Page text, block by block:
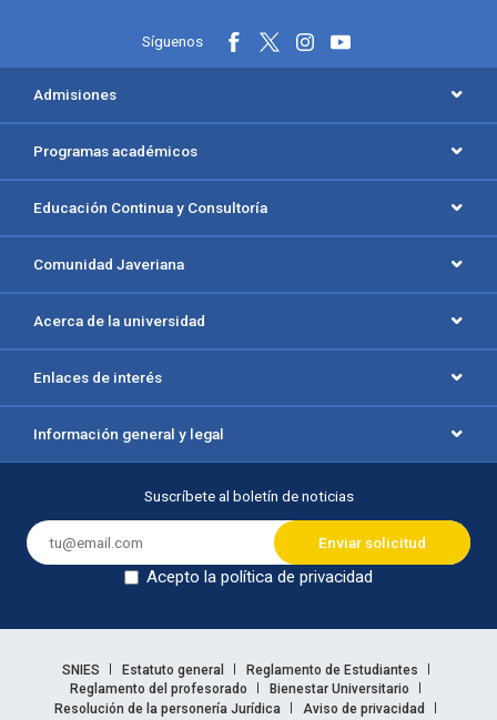
Síguenos
Menú principal del footer
Admisiones
Programas académicos
Educación Continua y Consultoría
Comunidad Javeriana
Acerca de la universidad
Enlaces de interés
Información general y legal
Suscríbete al boletín de noticias
Acepto la política de privacidad
Enlaces legales
SNIES Estatuto general
Reglamento de Estudiantes
Reglamento del profesorado
Bienestar Universitario
Resolución de la personería Jurídica
Aviso de privacidad